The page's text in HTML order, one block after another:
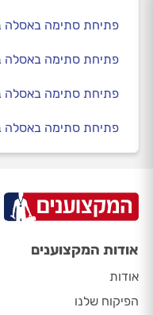
פתיחת סתימה באסלה
פתיחת סתימה באסלה
פתיחת סתימה באסלה
פתיחת סתימה באסלה
אודות המקצוענים
אודות
הפיקוח שלנו